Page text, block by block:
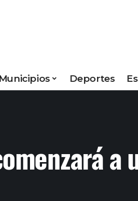
Municipios Deportes
a